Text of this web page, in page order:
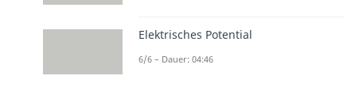
Elektrisches Potential
6/6 – Dauer: 04:46